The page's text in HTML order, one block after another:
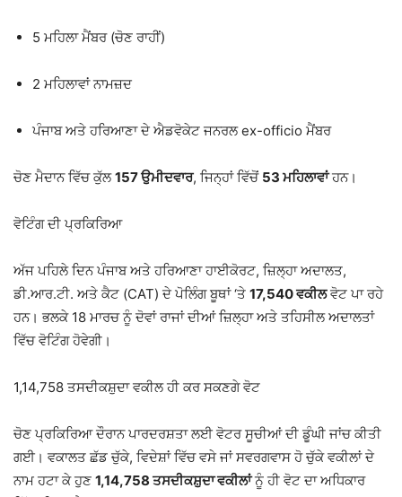
5 ਮਹਿਲਾ ਮੈਂਬਰ (ਚੋਣ ਰਾਹੀਂ)
2 ਮਹਿਲਾਵਾਂ ਨਾਮਜ਼ਦ
ਪੰਜਾਬ ਅਤੇ ਹਰਿਆਣਾ ਦੇ ਐਡਵੋਕੇਟ ਜਨਰਲ ex-officio ਮੈਂਬਰ
ਚੋਣ ਮੈਦਾਨ ਵਿੱਚ ਕੁੱਲ157 ਉਮੀਦਵਾਰ, ਜਿਨ੍ਹਾਂ ਵਿੱਚੋਂ 53 ਮਹਿਲਾਵਾਂਹਨ।
ਵੋਟਿੰਗ ਦੀ ਪ੍ਰਕਿਰਿਆ
ਅੱਜ ਪਹਿਲੇ ਦਿਨਪੰਜਾਬ ਅਤੇ ਹਰਿਆਣਾ ਹਾਈਕੋਰਟ, ਜ਼ਿਲ੍ਹਾ ਅਦਾਲਤ,
ਡੀ.ਆਰ.ਟੀ. ਅਤੇ ਕੈਟ (CAT) ਦੇ ਪੋਲਿੰਗ ਬੂਥਾਂ ‘ਤੇ 17,540 ਵਕੀਲਵੋਟ ਪਾ ਰਹੇ
ਹਨ। ਭਲਕੇ 18 ਮਾਰਚ ਨੂੰ ਦੋਵਾਂ ਰਾਜਾਂ ਦੀਆਂ ਜ਼ਿਲ੍ਹਾ ਅਤੇ ਤਹਿਸੀਲ ਅਦਾਲਤਾਂ
ਵਿੱਚ ਵੋਟਿੰਗ ਹੋਵੇਗੀ।
1,14,758 ਤਸਦੀਕਸ਼ੁਦਾ ਵਕੀਲ ਹੀ ਕਰ ਸਕਣਗੇ ਵੋਟ
ਚੋਣ ਪ੍ਰਕਿਰਿਆ ਦੌਰਾਨ ਪਾਰਦਰਸ਼ਤਾ ਲਈ ਵੋਟਰ ਸੂਚੀਆਂ ਦੀ ਡੂੰਘੀ ਜਾਂਚ ਕੀਤੀ
ਗਈ। ਵਕਾਲਤ ਛੱਡ ਚੁੱਕੇ, ਵਿਦੇਸ਼ਾਂ ਵਿੱਚ ਵਸੇ ਜਾਂ ਸਵਰਗਵਾਸ ਹੋ ਚੁੱਕੇ ਵਕੀਲਾਂ ਦੇ
ਨਾਮ ਹਟਾ ਕੇ ਹੁਣ 1,14,758 ਤਸਦੀਕਸ਼ੁਦਾ ਵਕੀਲਾਂਨੂੰ ਹੀ ਵੋਟ ਦਾ ਅਧਿਕਾਰ